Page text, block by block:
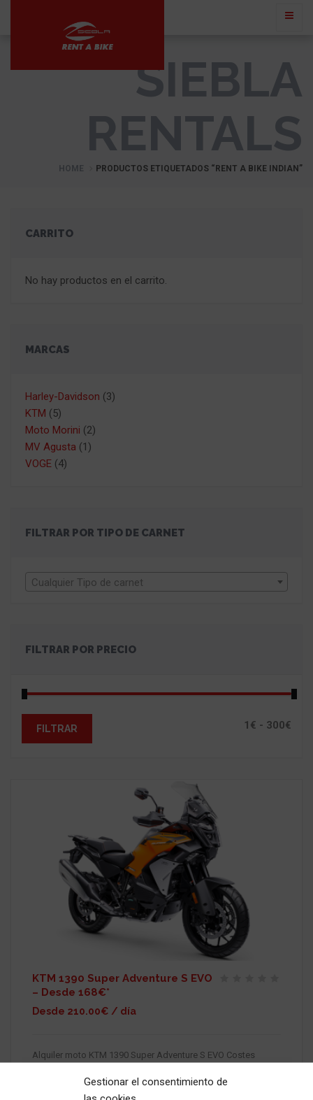
Gestionar el consentimiento de
SIEBLA
RENTALS
HOME PRODUCTOS ETIQUETADOS “RENT A BIKE INDIAN”
CARRITO
No hay productos en el carrito.
MARCAS
Harley-Davidson (3)
KTM (5)
Moto Morini (2)
MV Agusta (1)
VOGE (4)
FILTRAR POR TIPO DE CARNET
Cualquier Tipo de carnet
FILTRAR POR PRECIO
FILTRAR
KTM 1390 Super Adventure S EVO
– Desde 168€*
Desde 210.00€ / día
Alquiler moto KTM 1390 Super Adventure S EVO Costes
Aplicamos 15% de descuento en alquileres de 7 a 14 días
Aplicamos 25% de descuento en